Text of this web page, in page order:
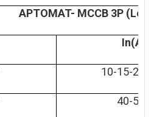
APTOMAT- MCCB 3P
In(A)
10-15-20-
40-50A